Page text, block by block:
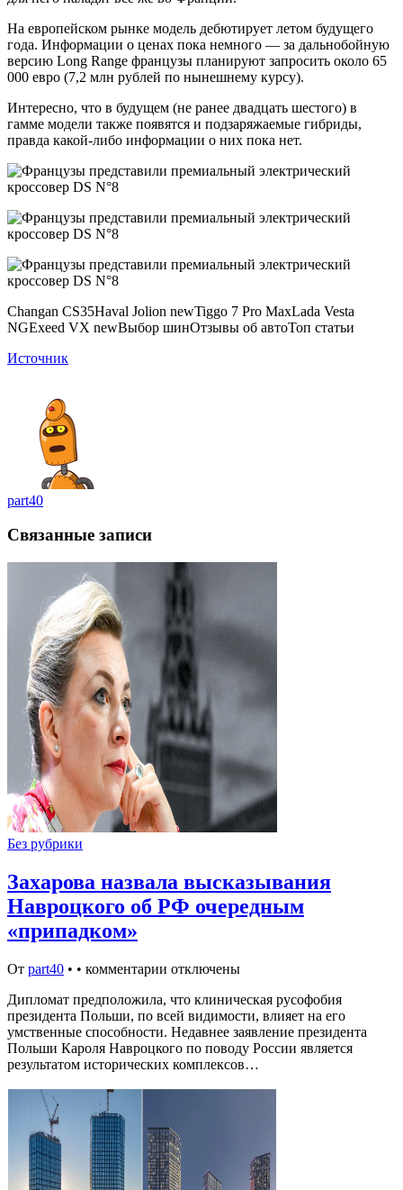
На европейском рынке модель дебютирует летом будущего
года. Информации о ценах пока немного — за дальнобойную
версию Long Range французы планируют запросить около 65
000 евро (7,2 млн рублей по нынешнему курсу).
Интересно, что в будущем (не ранее двадцать шестого) в
гамме модели также появятся и подзаряжаемые гибриды,
правда какой-либо информации о них пока нет.
Changan CS35Haval Jolion newTiggo 7 Pro MaxLada Vesta
NGExeed VX newВыбор шинОтзывы об автоТоп статьи
Источник
part40
Связанные записи
Без рубрики
Захарова назвала высказывания
Навроцкого об РФ очередным
«припадком»
От part40 • • комментарии отключены
Дипломат предположила, что клиническая русофобия
президента Польши, по всей видимости, влияет на его
умственные способности. Недавнее заявление президента
Польши Кароля Навроцкого по поводу России является
результатом исторических комплексов…